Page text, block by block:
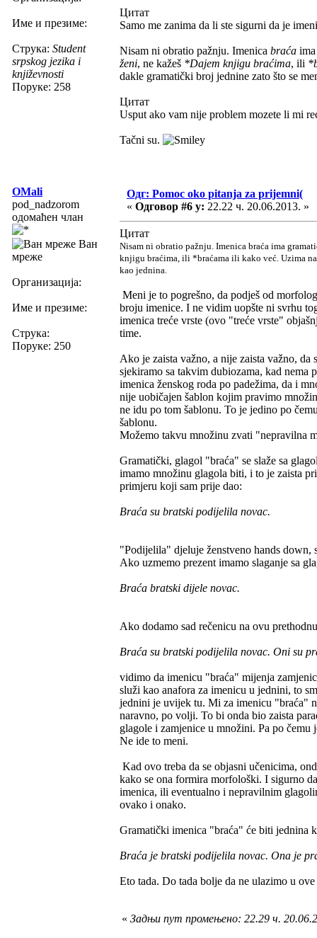
Име и презиме:
Струка: Student
srpskog jezika i
književnosti
Поруке: 258
Цитат
Samo me zanima da li ste sigurni da je
Nisam ni obratio pažnju. Imenica braća
ženi, ne kažeš *Dajem knjigu braćima, ili
dakle gramatički broj jednine zato što se
Цитат
Usput ako vam nije problem mozete li mi
Tačni su.
OMali
pod_nadzorom
одомаћен члан
Ван
мреже
Организација:
Име и презиме:
Струка:
Поруке: 250
Одг: Pomoc oko pitanja za prijemni(
« Одговор #6 у: 22.22 ч. 20.06.2013. »
Цитат
Nisam ni obratio pažnju. Imenica braća ima
knjigu braćima, ili *braćama ili kako već. Uzima
kao jednina.
Meni je to pogrešno, da podješ od
broju imenice. I ne vidim uopšte ni svrhu
imenica treće vrste (ovo "treće vrste"
time.
Ako je zaista važno, a nije zaista važno, da
sjekiramo sa takvim dubiozama, kad nema
imenica ženskog roda po padežima, da i
nije uobičajen šablon kojim pravimo
ne idu po tom šablonu. To je jedino po
šablonu.
Možemo takvu množinu zvati "nepravilna
Gramatički, glagol "braća" se slaže sa
imamo množinu glagola biti, i to je zaista
primjeru koji sam prije dao:
Braća su bratski podijelila novac.
"Podijelila" djeluje ženstveno hands
Ako uzmemo prezent imamo slaganje sa
Braća bratski dijele novac.
Ako dodamo sad rečenicu na ovu
Braća su bratski podijelila novac. Oni su
vidimo da imenicu "braća" mijenja
služi kao anafora za imenicu u jednini, to
jednini je uvijek tu. Mi za imenicu "braća"
naravno, po volji. To bi onda bio zaista
glagole i zamjenice u množini. Pa po čemu
Ne ide to meni.
Kad ovo treba da se objasni učenicima,
kako se ona formira morfološki. I sigurno
imenica, ili eventualno i nepravilnim
ovako i onako.
Gramatički imenica "braća" će biti jednina
Braća je bratski podijelila novac. Ona je
Eto tada. Do tada bolje da ne ulazimo u
« Задњи пут промењено: 22.29 ч.